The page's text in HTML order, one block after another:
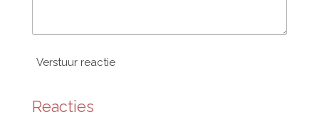
Verstuur reactie
Reacties